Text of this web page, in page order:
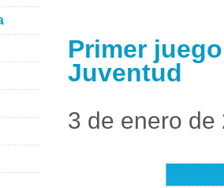
Primer
Juventud
3 de enero de